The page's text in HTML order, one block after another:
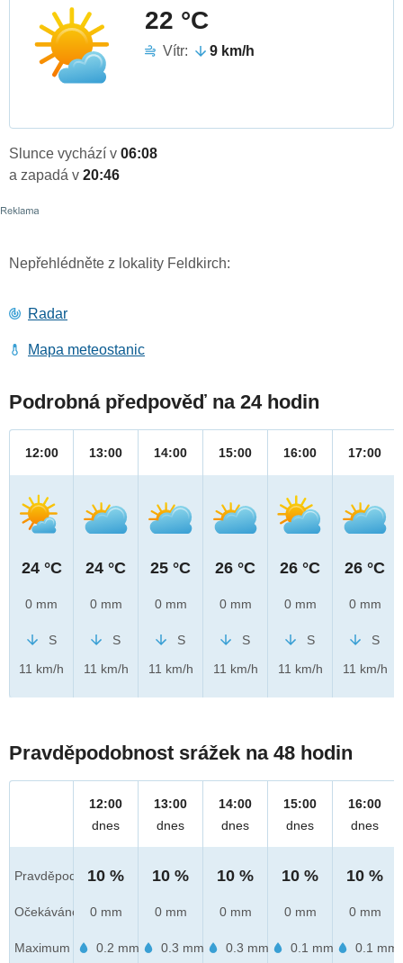
22 °C
Vítr: 9 km/h
Slunce vychází v 06:08
a zapadá v 20:46
Nepřehlédněte z lokality Feldkirch:
Radar
Mapa meteostanic
Podrobná předpověď na 24 hodin
12:00
24 °C
0 mm
S
11 km/h
13:00
24 °C
0 mm
S
11 km/h
14:00
25 °C
0 mm
S
11 km/h
15:00
26 °C
0 mm
S
11 km/h
16:00
26 °C
0 mm
S
11 km/h
17:00
26 °C
0 mm
S
11 km/h
Pravděpodobnost srážek na 48 hodin
Pravděpod.
Očekáváno
Maximum
12:00
dnes
10 %
0 mm
0.2 mm
13:00
dnes
10 %
0 mm
0.3 mm
14:00
dnes
10 %
0 mm
0.3 mm
15:00
dnes
10 %
0 mm
0.1 mm
16:00
dnes
10 %
0 mm
0.1 mm